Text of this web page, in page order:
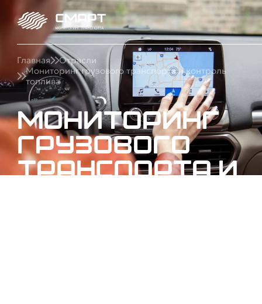
Главная
Отрасли
Мониторинг грузового транспорта и контроль
топлива
Мониторинг
грузового
транспорта и